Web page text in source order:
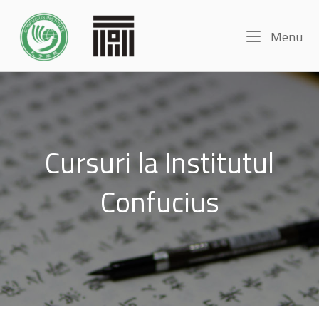
content
Home
Menu
Cursuri la Institutul
Confucius